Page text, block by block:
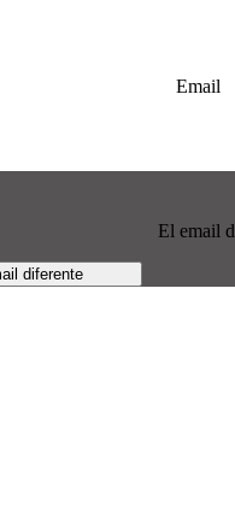
Email
El email
diferente